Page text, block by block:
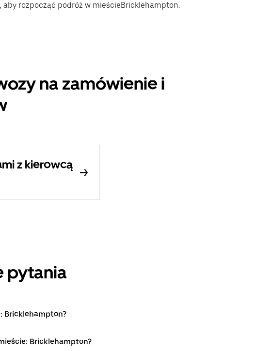
rozpocząć podróż w mieścieBricklehampton.
na zamówienie i
z kierowcą
pytania
Bricklehampton?
Bricklehampton?